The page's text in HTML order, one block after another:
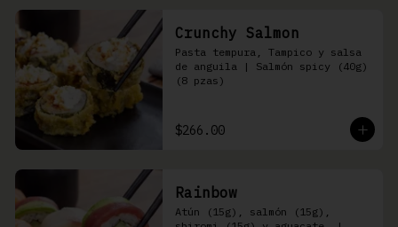
Crunchy Salmon
Pasta tempura, Tampico y salsa
de anguila | Salmón spicy (40g)
(8 pzas)
$266.00
Rainbow
Atún (15g), salmón (15g),